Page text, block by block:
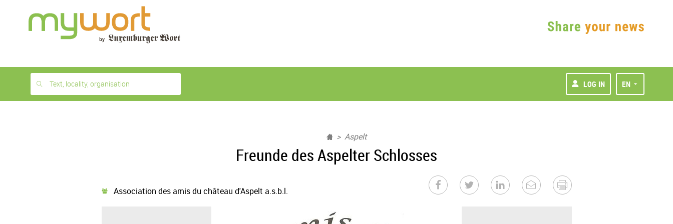
month
free
Text, locality, organisation LOG IN EN
Aspelt
Freunde des Aspelter Schlosses
Association des amis du château d'Aspelt a.s.b.l.